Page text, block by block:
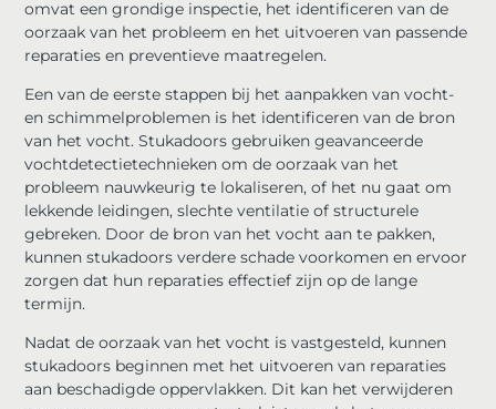
omvat een grondige inspectie, het identificeren van de
oorzaak van het probleem en het uitvoeren van passende
reparaties en preventieve maatregelen.
Een van de eerste stappen bij het aanpakken van vocht-
en schimmelproblemen is het identificeren van de bron
van het vocht. Stukadoors gebruiken geavanceerde
vochtdetectietechnieken om de oorzaak van het
probleem nauwkeurig te lokaliseren, of het nu gaat om
lekkende leidingen, slechte ventilatie of structurele
gebreken. Door de bron van het vocht aan te pakken,
kunnen stukadoors verdere schade voorkomen en ervoor
zorgen dat hun reparaties effectief zijn op de lange
termijn.
Nadat de oorzaak van het vocht is vastgesteld, kunnen
stukadoors beginnen met het uitvoeren van reparaties
aan beschadigde oppervlakken. Dit kan het verwijderen